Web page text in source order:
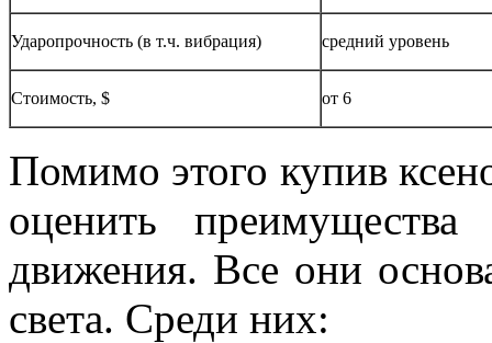
Ударопрочность (в т.ч. вибрация) средний уровень
Стоимость, $ от 6
Помимо этого купив
оценить преимущества
движения. Все они
света. Среди них: